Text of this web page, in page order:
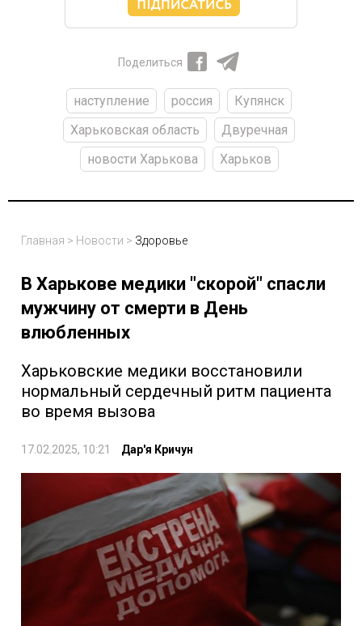
Поделиться
наступление россия
Купянск
Харьковская область
Двуречная
новости Харькова
Харьков
Главная > Новости > Здоровье
В Харькове медики "скорой" спасли
мужчину от смерти в День
влюбленных
Харьковские медики восстановили
нормальный сердечный ритм пациента
во время вызова
17.02.2025, 10:21 Дар'я Кричун